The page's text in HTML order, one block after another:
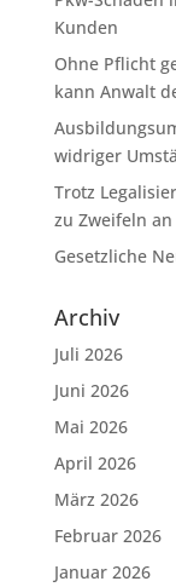
Kunden
Ohne Pflicht
kann Anwalt
widriger
Trotz
zu Zweifeln
Gesetzliche
Archiv
Juli 2026
Juni 2026
Mai 2026
April 2026
März 2026
Februar 2026
Januar 2026